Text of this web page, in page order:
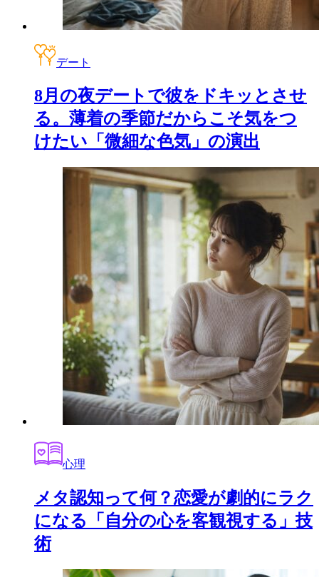
デート
8月の夜デートで彼をドキッとさせ
る。薄着の季節だからこそ気をつ
けたい「微細な色気」の演出
心理
メタ認知って何？恋愛が劇的にラク
になる「自分の心を客観視する」技
術